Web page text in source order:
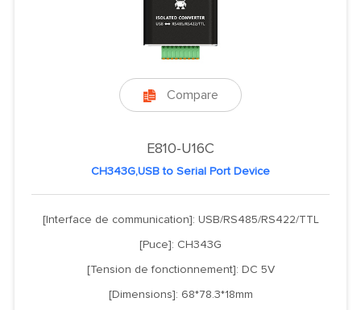
 Compare
E810-U16C
CH343G,USB to Serial Port Device
[Interface de communication]: USB/RS485/RS422/TTL
[Puce]: CH343G
[Tension de fonctionnement]: DC 5V
[Dimensions]: 68*78.3*18mm